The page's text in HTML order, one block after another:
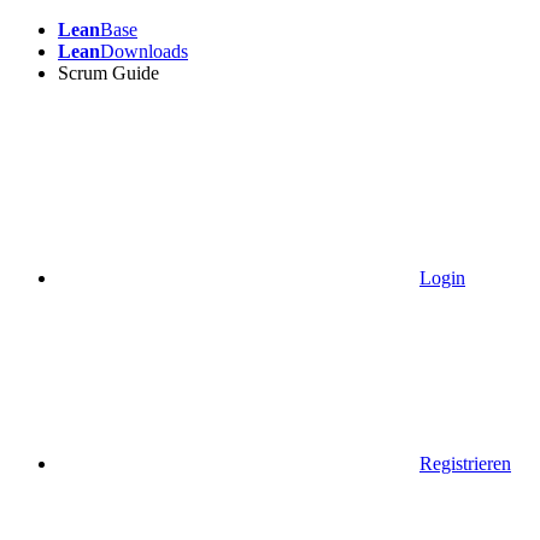
LeanBase
LeanDownloads
Scrum Guide
Login
Registrieren